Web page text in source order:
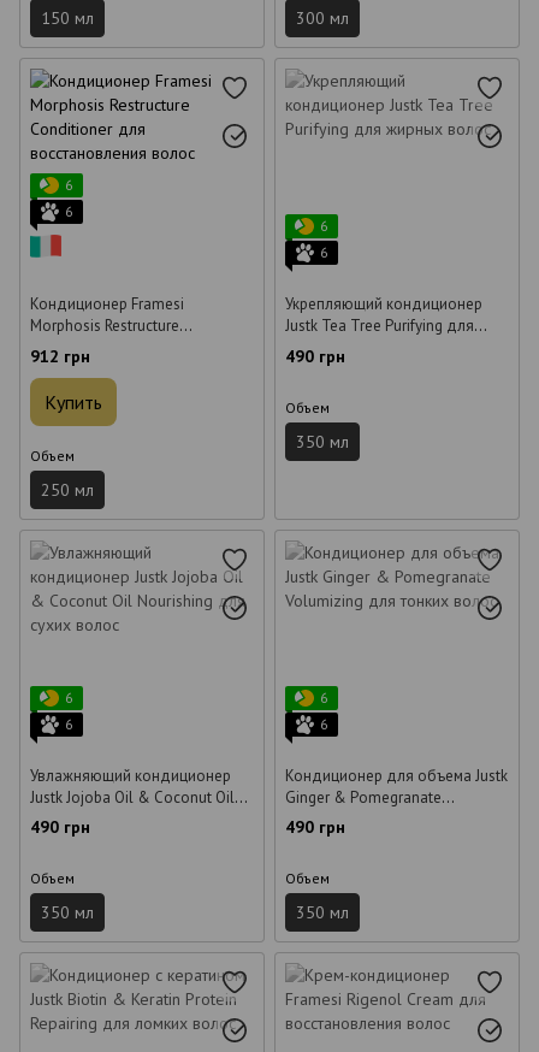
150 мл 300 мл
6
6
Кондиционер Framesi
Morphosis Restructure
Conditioner для
восстановления волос 250 мл
912 грн
Купить
Объем
250 мл
6
6
Укрепляющий кондиционер
Justk Tea Tree Purifying для
жирных волос 350 мл
490 грн
Объем
350 мл
6
6
Увлажняющий кондиционер
Justk Jojoba Oil & Coconut Oil
Nourishing для сухих волос 350
490 грн
Объем
350 мл
6
6
Кондиционер для объема Justk
Ginger & Pomegranate
Volumizing для тонких волос
350 мл
490 грн
Объем
350 мл